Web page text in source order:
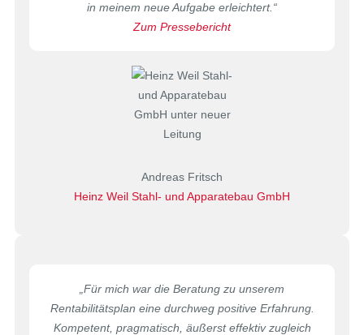
in meinem neue Aufgabe erleichtert.“
Zum Pressebericht
Andreas Fritsch
Heinz Weil Stahl- und Apparatebau GmbH
„Für mich war die Beratung zu unserem
Rentabilitätsplan eine durchweg positive Erfahrung.
Kompetent, pragmatisch, äußerst effektiv zugleich